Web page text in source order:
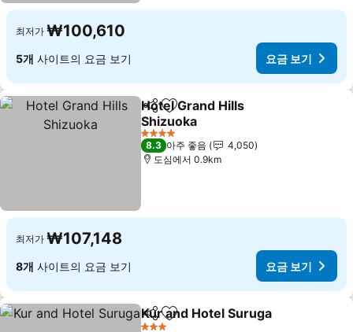
최저가 ₩100,610
5개 사이트의 요금 보기 요금 보기
공유 즐겨찾기에 추가
Hotel Grand Hills
Shizuoka
4 성급
8.3 아주 좋음
4,050
도심에서 0.9km
최저가 ₩107,148
8개 사이트의 요금 보기 요금 보기
공유 즐겨찾기에 추가
Kur and Hotel Suruga